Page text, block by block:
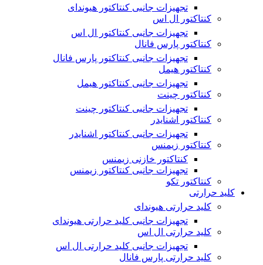
تجهیزات جانبی کنتاکتور هیوندای
کنتاکتور ال اس
تجهیزات جانبی کنتاکتور ال اس
کنتاکتور پارس فانال
تجهیزات جانبی کنتاکتور پارس فانال
کنتاکتور هیمل
تجهیزات جانبی کنتاکتور هیمل
کنتاکتور چینت
تجهیزات جانبی کنتاکتور چینت
کنتاکتور اشنایدر
تجهیزات جانبی کنتاکتور اشنایدر
کنتاکتور زیمنس
کنتاکتور خازنی زیمنس
تجهیزات جانبی کنتاکتور زیمنس
کنتاکتور تکو
کلید حرارتی
کلید حرارتی هیوندای
تجهیزات جانبی کلید حرارتی هیوندای
کلید حرارتی ال اس
تجهیزات جانبی کلید حرارتی ال اس
کلید حرارتی پارس فانال